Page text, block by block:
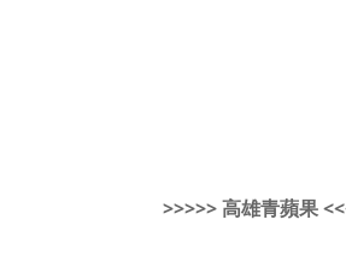
>>>>> 高雄青蘋果